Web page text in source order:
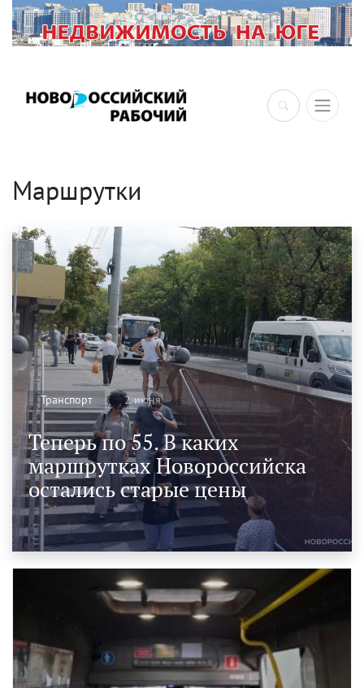
×
Маршрутки
Теперь по 55. В каких
маршрутках Новороссийска
остались старые цены
Транспорт 2 июня